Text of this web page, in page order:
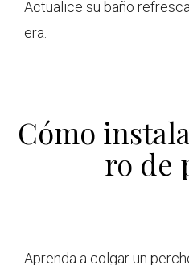
Actualice su baño
era.
Cómo
ro de
Aprenda a colgar un